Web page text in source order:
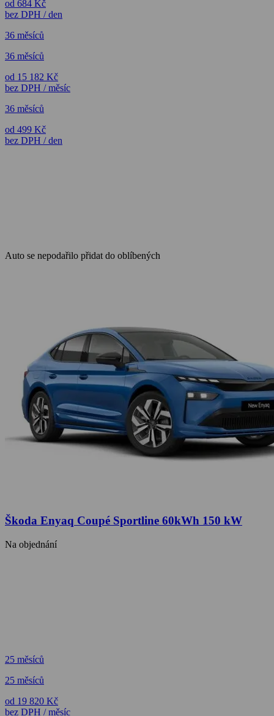
od 684 Kč
bez DPH / den
36 měsíců
36 měsíců
od 15 182 Kč
bez DPH / měsíc
36 měsíců
od 499 Kč
bez DPH / den
Auto se nepodařilo přidat do oblíbených
Škoda Enyaq Coupé Sportline 60kWh 150 kW
Na objednání
25 měsíců
25 měsíců
od 19 820 Kč
bez DPH / měsíc